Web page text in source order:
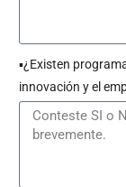
▪︎¿Existen
innovación y el